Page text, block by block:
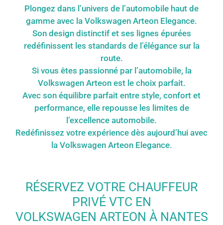
Plongez dans l’univers de l’automobile haut de
gamme avec la Volkswagen Arteon Elegance.
Son design distinctif et ses lignes épurées
redéfinissent les standards de l’élégance sur la
route.
Si vous êtes passionné par l’automobile, la
Volkswagen Arteon est le choix parfait.
Avec son équilibre parfait entre style, confort et
performance, elle repousse les limites de
l’excellence automobile.
Redéfinissez votre expérience dès aujourd’hui avec
la Volkswagen Arteon Elegance.
RÉSERVEZ VOTRE CHAUFFEUR
PRIVÉ VTC EN
VOLKSWAGEN ARTEON À NANTES